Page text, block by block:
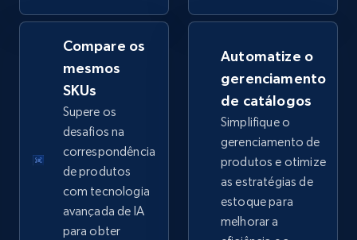
2.5K+ 359+
eBay - Collect records by category
URL, Product id, Title, Seller name, Seller rating,
Seller reviews, Breadcrumbs, Root category, and
Comece agora
Compare os
mesmos
SKUs
Supere os
desafios na
correspondência
de produtos
com tecnologia
avançada de IA
para obter
Automatize o
gerenciamento
de catálogos
Simplifique o
gerenciamento de
produtos e otimize
as estratégias de
estoque para
melhorar a